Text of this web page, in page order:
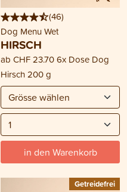
(46)
Dog Menu Wet
HIRSCH
ab CHF 23.706x Dose Dog
Hirsch 200 g
in den Warenkorb
Getreidefrei